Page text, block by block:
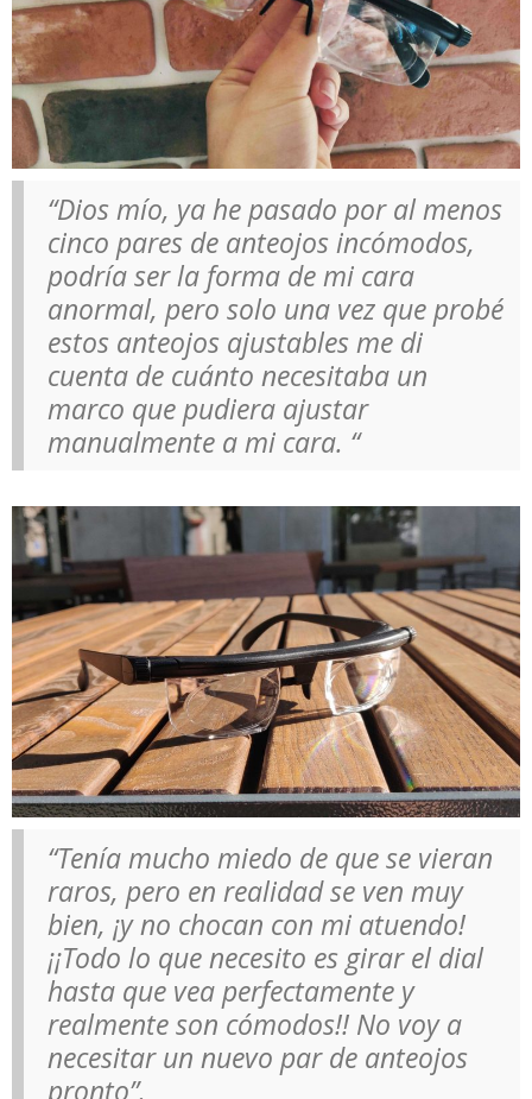
“Dios mío, ya he pasado por al menos
cinco pares de anteojos incómodos,
podría ser la forma de mi cara
anormal, pero solo una vez que probé
estos anteojos ajustables me di
cuenta de cuánto necesitaba un
marco que pudiera ajustar
manualmente a mi cara. “
“Tenía mucho miedo de que se vieran
raros, pero en realidad se ven muy
bien, ¡y no chocan con mi atuendo!
¡¡Todo lo que necesito es girar el dial
hasta que vea perfectamente y
realmente son cómodos!! No voy a
necesitar un nuevo par de anteojos
pronto”.